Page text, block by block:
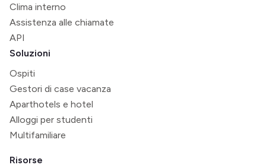
Clima interno
Assistenza alle chiamate
API
Soluzioni
Ospiti
Gestori di case vacanza
Aparthotels e hotel
Alloggi per studenti
Multifamiliare
Risorse